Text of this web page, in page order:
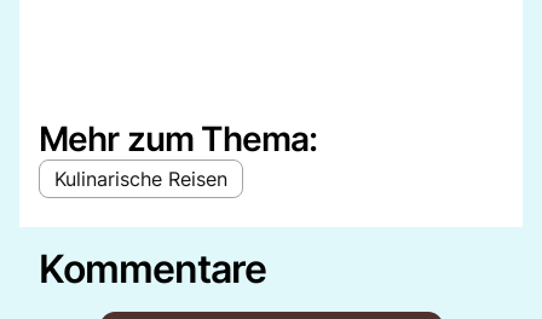
Mehr zum Thema:
Kulinarische Reisen
Kommentare